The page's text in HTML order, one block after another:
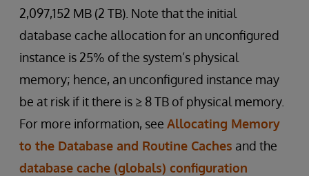
2,097,152 MB (2 TB). Note that the initial
database cache allocation for an unconfigured
instance is 25% of the system’s physical
memory; hence, an unconfigured instance may
be at risk if it there is ≥ 8 TB of physical memory.
For more information, see Allocating Memory
to the Database and Routine Caches and the
database cache (globals) configuration